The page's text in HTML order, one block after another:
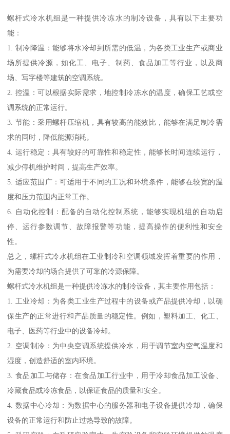
螺杆式冷水机组是一种提供冷冻水的制冷设备，具有以下主要功
能：
1. 制冷降温：能够将水冷却到所需的低温，为各类工业生产或商业
场所提供冷源，如化工、电子、制药、食品加工等行业，以及商
场、写字楼等建筑的空调系统。
2. 控温：可以根据实际需求，地控制冷冻水的温度，确保工艺或空
调系统的正常运行。
3. 节能：采用螺杆压缩机，具有较高的能效比，能够在满足制冷需
求的同时，降低能源消耗。
4. 运行稳定：具有较好的可靠性和稳定性，能够长时间连续运行，
减少停机维护时间，提高生产效率。
5. 适应范围广：可适用于不同的工况和环境条件，能够在较宽的温
度和压力范围内正常工作。
6. 自动化控制：配备的自动化控制系统，能够实现机组的自动启
停、运行参数调节、故障报警等功能，提高操作的便利性和安全
性。
总之，螺杆式冷水机组在工业制冷和空调领域发挥着重要的作用，
为需要冷却的场合提供了可靠的冷源保障。
螺杆式冷水机组是一种提供冷冻水的制冷设备，其主要作用包括：
1. 工业冷却：为各类工业生产过程中的设备或产品提供冷却，以确
保生产的正常进行和产品质量的稳定性。例如，塑料加工、化工、
电子、医药等行业中的设备冷却。
2. 空调制冷：为中央空调系统提供冷水，用于调节室内空气温度和
湿度，创造舒适的室内环境。
3. 食品加工与储存：在食品加工行业中，用于冷却食品加工设备、
冷藏食品或冷冻食品，以保证食品的质量和安全。
4. 数据中心冷却：为数据中心的服务器和电子设备提供冷却，确保
设备的正常运行和防止过热导致的故障。